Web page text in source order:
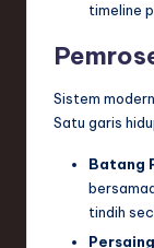
timeline
Sistem
Satu garis
Batang
tindih